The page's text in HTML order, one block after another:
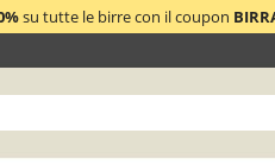
su tutte le birre con il coupon